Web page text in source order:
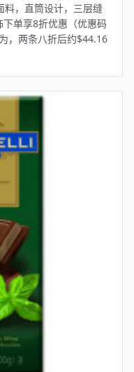
，直筒设计，三层缝
单享8折优惠（优惠码
，两条八折后约$44.16